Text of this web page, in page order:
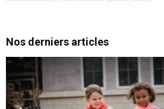
Nos derniers articles